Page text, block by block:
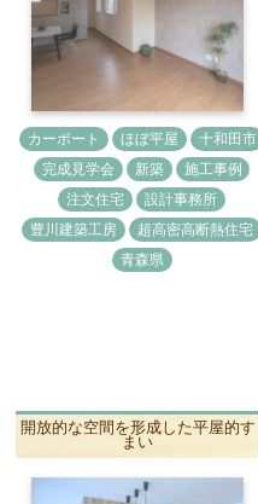
カーポート ほぼ平屋 十和田市
完成見学会 新築 施工事例
注文住宅 設計事務所
豊川建築工房 超高密高断熱住宅
青森県
開放的な空間を形成した平屋的す
まい